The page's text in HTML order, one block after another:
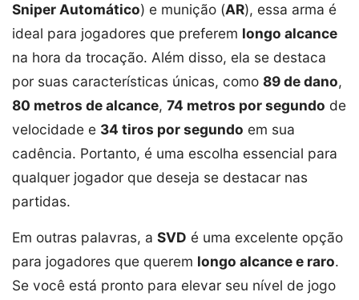
Sniper Automático) e munição (AR), essa arma é
ideal para jogadores que preferem longo alcance
na hora da trocação. Além disso, ela se destaca
por suas características únicas, como 89 de dano,
80 metros de alcance, 74 metros por segundo de
velocidade e 34 tiros por segundo em sua
cadência. Portanto, é uma escolha essencial para
qualquer jogador que deseja se destacar nas
partidas.
Em outras palavras, a SVD é uma excelente opção
para jogadores que querem longo alcance e raro.
Se você está pronto para elevar seu nível de jogo